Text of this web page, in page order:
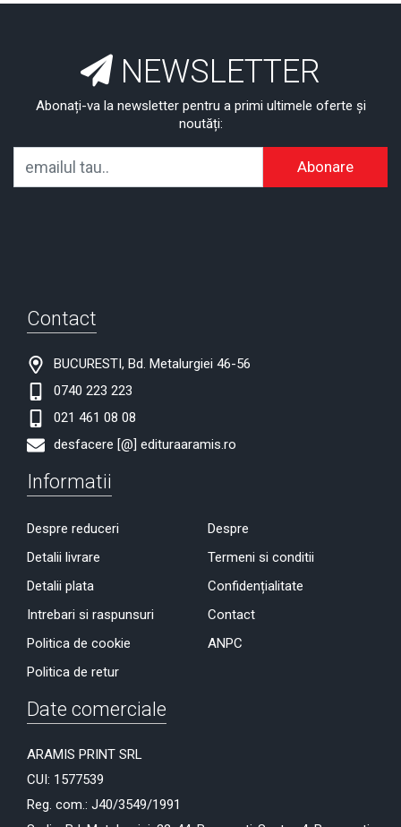
NEWSLETTER
Abonați-va la newsletter pentru a primi ultimele oferte și
noutăți:
Abonare
Contact
BUCURESTI, Bd. Metalurgiei 46-56
0740 223 223
021 461 08 08
desfacere [@] edituraaramis.ro
Informatii
Despre reduceri
Detalii livrare
Detalii plata
Intrebari si raspunsuri
Politica de cookie
Politica de retur
Despre
Termeni si conditii
Confidențialitate
Contact
ANPC
Date comerciale
ARAMIS PRINT SRL
CUI: 1577539
Reg. com.: J40/3549/1991